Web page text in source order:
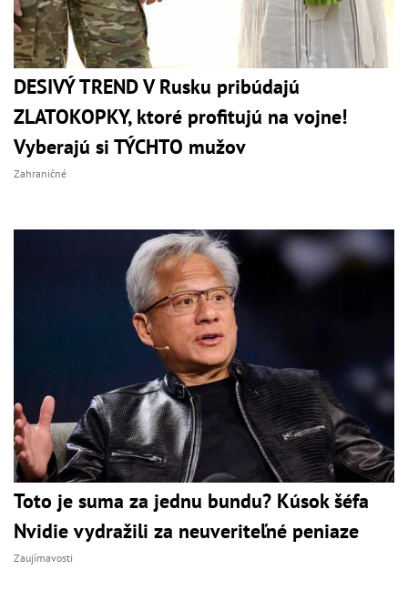
DESIVÝ TREND V Rusku pribúdajú
ZLATOKOPKY, ktoré profitujú na vojne!
Vyberajú si TÝCHTO mužov
Zahraničné
Toto je suma za jednu bundu? Kúsok šéfa
Nvidie vydražili za neuveriteľné peniaze
Zaujímavosti